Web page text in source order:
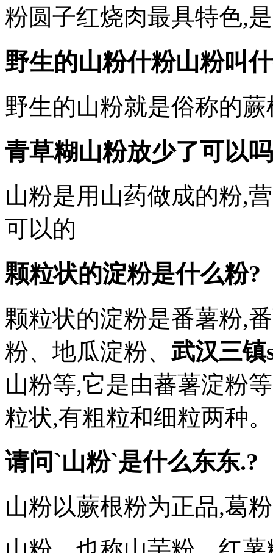
粉圆子红烧肉最具特色,
野生的山粉什粉山粉叫
野生的山粉就是俗称的
青草糊山粉放少了可以
山粉是用山药做成的粉,
可以的
颗粒状的淀粉是什么粉?
颗粒状的淀粉是番薯粉,
粉、地瓜淀粉、 武汉三镇
山粉等,它是由蕃薯淀粉
粒状,有粗粒和细粒两种。
请问`山粉`是什么东东.?
山粉以蕨根粉为正品,葛